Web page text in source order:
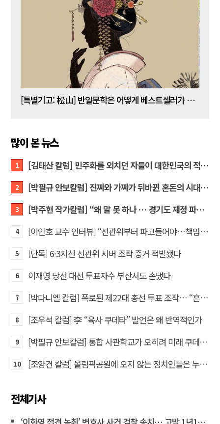
[특별기고: 松山] 반일문학은 어떻게 베스트셀러가 되는가?
많이 본 뉴스
1 [김태산 칼럼] 민주화를 외치던 자들이 대한민국의 적이고 간첩이었다
2 [박필규 안보칼럼] 진짜와 가짜가 뒤바뀐 혼돈의 시대, 안보 파탄은 막아야
3 [박주현 작가칼럼] “왜 말 못 하나 … 경기도 재정 파탄의 진짜 원인을”
4 [이인호 교수 인터뷰] “선관위부터 파고들어야…책임자 직접 고발하라”
5 [단독] 6·3지선 선관위 서버 조작 증거 적발됐다
6 이재명 당선 대선 투표자수 부산서도 손댔다
7 [박다니엘 칼럼] 폭로된 제22대 총선 투표 조작… “흔들리는 가짜 국회의원들”
8 [조우석 칼럼] 李 “육사 쿠데타” 발언은 왜 반역적인가
9 [박필규 안보칼럼] 통합 사관학교가 오히려 미래 쿠데타의 통로가 되는 이유
10 [조양건 칼럼] 올림픽공원에 오지 않는 정치인들은 누구인가
전체기사